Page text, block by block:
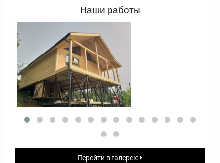
Наши работы
Перейти в галерею